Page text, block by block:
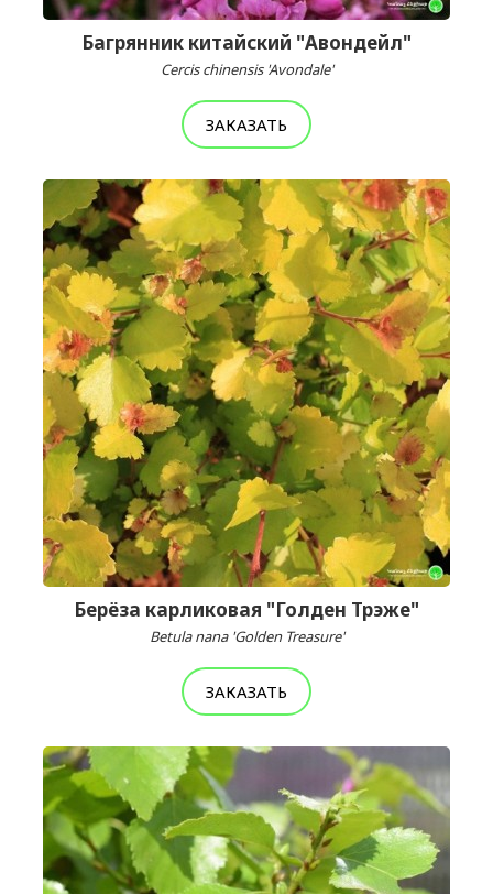
Багрянник китайский "Авондейл"
Cercis chinensis 'Avondale'
ЗАКАЗАТЬ
Берёза карликовая "Голден Трэже"
Betula nana 'Golden Treasure'
ЗАКАЗАТЬ